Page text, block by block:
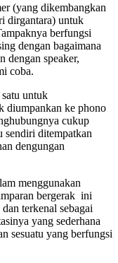
(yang dikembangkan
dirgantara) untuk
berfungsi
dengan bagaimana
dengan speaker,
coba.
untuk
diumpankan ke phono
cukup
sendiri ditempatkan
dengungan
menggunakan
bergerak ini
terkenal sebagai
yang sederhana
sesuatu yang berfungsi